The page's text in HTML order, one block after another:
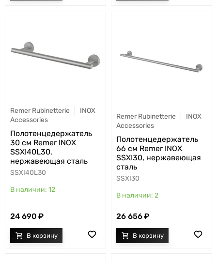
Remer Rubinetterie
INOX
Accessories
Полотенцедержатель
30 см Remer INOX
SSXI40L30,
нержавеющая сталь
SSXI40L30
12
24 690
Remer Rubinetterie
INOX
Accessories
Полотенцедержатель
66 см Remer INOX
SSXI30, нержавеющая
сталь
SSXI30
2
26 656